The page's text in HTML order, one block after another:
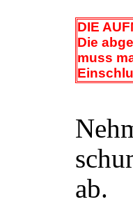
DIE
Die
muss
ab.